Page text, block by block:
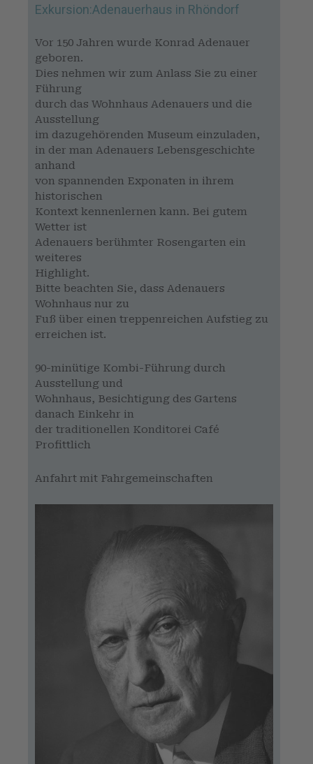
Exkursion:Adenauerhaus in Rhöndorf
Vor 150 Jahren wurde Konrad Adenauer
geboren.
Dies nehmen wir zum Anlass Sie zu einer
Führung
durch das Wohnhaus Adenauers und die
Ausstellung
im dazugehörenden Museum einzuladen,
in der man Adenauers Lebensgeschichte
anhand
von spannenden Exponaten in ihrem
historischen
Kontext kennenlernen kann. Bei gutem
Wetter ist
Adenauers berühmter Rosengarten ein
weiteres
Highlight.
Bitte beachten Sie, dass Adenauers
Wohnhaus nur zu
Fuß über einen treppenreichen Aufstieg zu
erreichen ist.
90-minütige Kombi-Führung durch
Ausstellung und
Wohnhaus, Besichtigung des Gartens
danach Einkehr in
der traditionellen Konditorei Café
Profittlich
Anfahrt mit Fahrgemeinschaften